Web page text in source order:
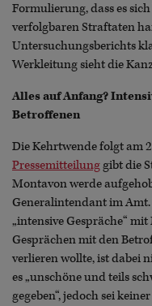
Formulierung, dass es
verfolgbaren Straftaten
Untersuchungsberichts
Werkleitung sieht die
Alles auf Anfang?
Betroffenen
Die Kehrtwende folgt am
Pressemitteilunggibt die
Montavon werde
Generalintendant im Amt.
„intensive Gespräche“
Gesprächen mit den
verlieren wollte, ist dabei
es „unschöne und teils
gegeben“, jedoch sei